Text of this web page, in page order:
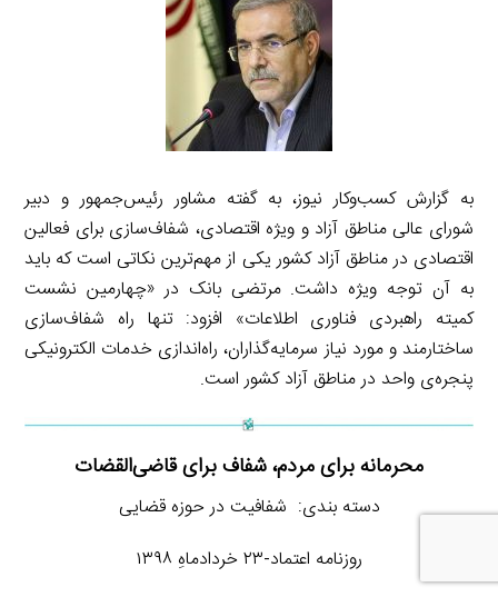
به گزارش کسب‌وکار نیوز، به گفته مشاور رئیس‌جمهور و دبیر
شورای عالی مناطق آزاد و ویژه اقتصادی، شفاف‌سازی برای فعالین
اقتصادی در مناطق آزاد کشور یکی از مهم‌ترین نکاتی است که باید
به آن توجه ویژه داشت. مرتضی بانک در «چهارمین نشست
کمیته راهبردی فناوری اطلاعات» افزود: تنها راه شفاف‌سازی
ساختارمند و مورد نیاز سرمایه‌گذاران، راه‌اندازی خدمات الکترونیکی
پنجره‌ی واحد در مناطق آزاد کشور است.
محرمانه برای مردم، شفاف برای قاضی‌القضات
دسته بندی: شفافیت در حوزه قضایی
روزنامه اعتماد-۲۳ خردادماهِ ۱۳۹۸